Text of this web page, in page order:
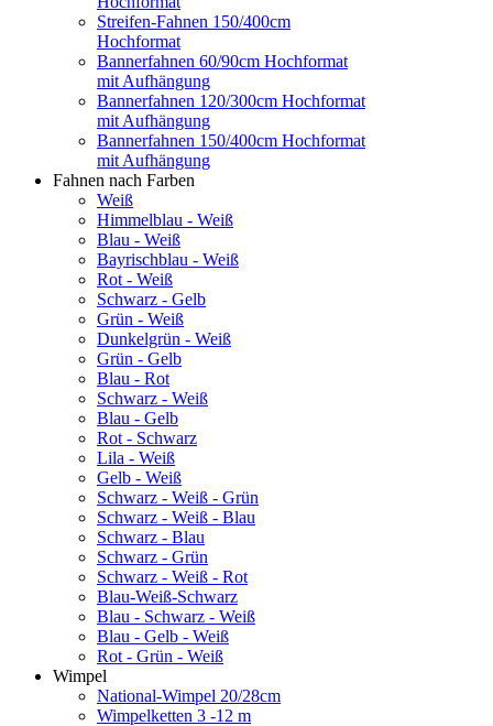
Streifen-Fahnen 150/400cm
Hochformat
Bannerfahnen 60/90cm Hochformat
mit Aufhängung
Bannerfahnen 120/300cm Hochformat
mit Aufhängung
Bannerfahnen 150/400cm Hochformat
mit Aufhängung
Fahnen nach Farben
Weiß
Himmelblau - Weiß
Blau - Weiß
Bayrischblau - Weiß
Rot - Weiß
Schwarz - Gelb
Grün - Weiß
Dunkelgrün - Weiß
Grün - Gelb
Blau - Rot
Schwarz - Weiß
Blau - Gelb
Rot - Schwarz
Lila - Weiß
Gelb - Weiß
Schwarz - Weiß - Grün
Schwarz - Weiß - Blau
Schwarz - Blau
Schwarz - Grün
Schwarz - Weiß - Rot
Blau-Weiß-Schwarz
Blau - Schwarz - Weiß
Blau - Gelb - Weiß
Rot - Grün - Weiß
Wimpel
National-Wimpel 20/28cm
Wimpelketten 3 -12 m